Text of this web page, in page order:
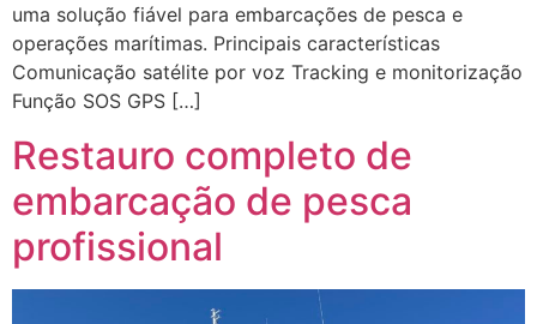
uma solução fiável para embarcações de pesca e
operações marítimas. Principais características
Comunicação satélite por voz Tracking e monitorização
Função SOS GPS […]
Restauro completo de
embarcação de pesca
profissional